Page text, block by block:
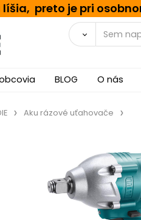
líšia, preto je pri
BLOG O nás
Aku rázové uťahovače